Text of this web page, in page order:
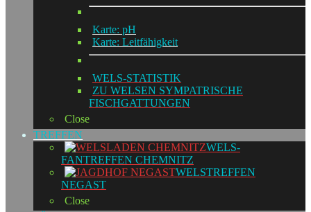
Karte: pH
Karte: Leitfähigkeit
WELS-STATISTIK
ZU WELSEN SYMPATRISCHE
FISCHGATTUNGEN
Close
TREFFEN
WELS-
FANTREFFEN CHEMNITZ
WELSTREFFEN
NEGAST
Close